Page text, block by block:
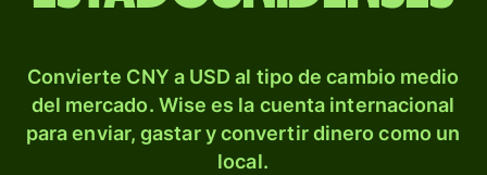
Convierte CNY a USD al tipo de cambio medio
del mercado. Wise es la cuenta internacional
para enviar, gastar y convertir dinero como un
local.